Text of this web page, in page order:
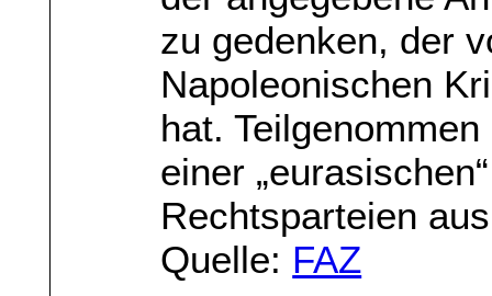
zu gedenken, der
Napoleonischen
hat.
einer
Rechtsparteien
Quelle: FAZ